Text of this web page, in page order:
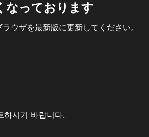
なっております
ウザを最新版に更新してください。
하시기 바랍니다.